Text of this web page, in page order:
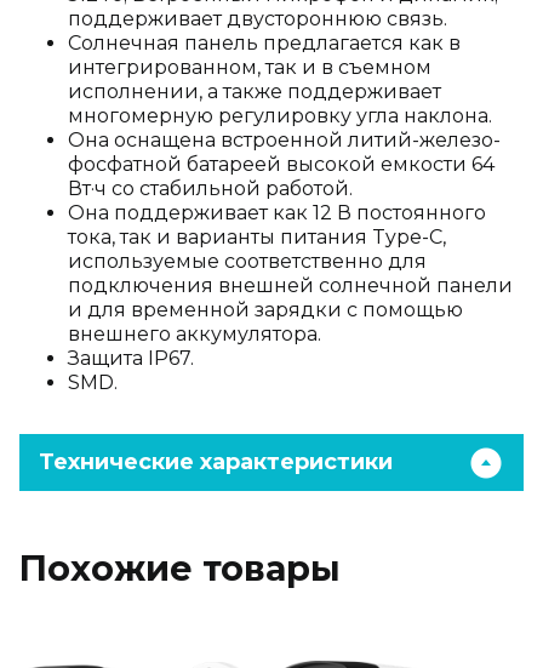
поддерживает двустороннюю связь.
Солнечная панель предлагается как в
интегрированном, так и в съемном
исполнении, а также поддерживает
многомерную регулировку угла наклона.
Она оснащена встроенной литий-железо-
фосфатной батареей высокой емкости 64
Вт·ч со стабильной работой.
Она поддерживает как 12 В постоянного
тока, так и варианты питания Type-C,
используемые соответственно для
подключения внешней солнечной панели
и для временной зарядки с помощью
внешнего аккумулятора.
Защита IP67.
SMD.
Технические характеристики
Похожие товары